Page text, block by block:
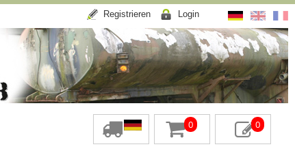
Registrieren Login
0 0